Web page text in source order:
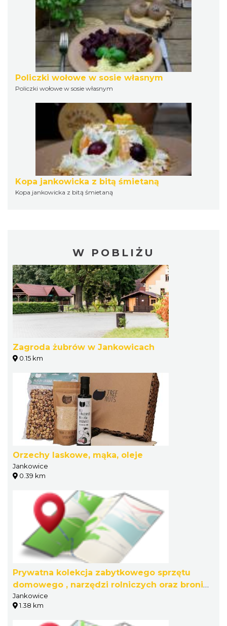
Policzki wołowe w sosie własnym
Policzki wołowe w sosie własnym
Kopa jankowicka z bitą śmietaną
Kopa jankowicka z bitą śmietaną
W POBLIŻU
Zagroda żubrów w Jankowicach
0.15 km
Orzechy laskowe, mąka, oleje
Jankowice
0.39 km
Prywatna kolekcja zabytkowego sprzętu
domowego , narzędzi rolniczych oraz broni
historycznej Tadeusz Żyła
Jankowice
1.38 km